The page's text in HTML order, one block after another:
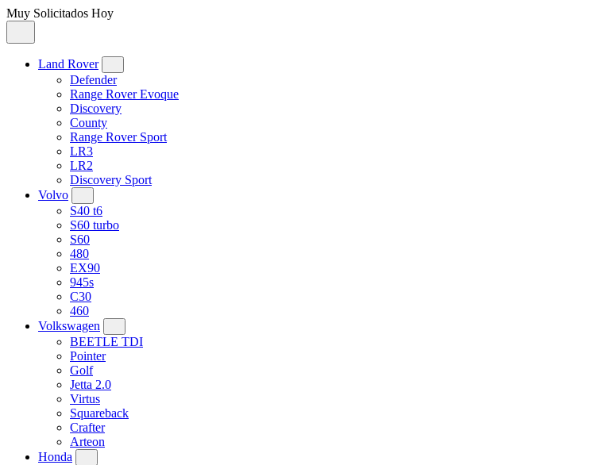
Muy Solicitados Hoy
Land Rover
Defender
Range Rover Evoque
Discovery
County
Range Rover Sport
LR3
LR2
Discovery Sport
Volvo
S40 t6
S60 turbo
S60
480
EX90
945s
C30
460
Volkswagen
BEETLE TDI
Pointer
Golf
Jetta 2.0
Virtus
Squareback
Crafter
Arteon
Honda